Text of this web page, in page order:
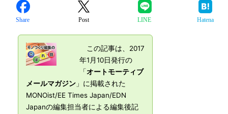
Share Post LINE Hatena
この記事は、2017
年1月10日発行の
「オートモーティブ
メールマガジン 」に掲載された
MONOist/EE Times Japan/EDN
Japanの編集担当者による編集後記